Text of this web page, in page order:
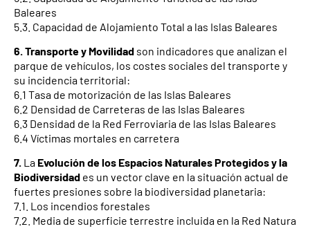
Baleares
5.3. Capacidad de Alojamiento Total a las Islas Baleares
6.Transporte y Movilidad son indicadores que analizan el
parque de vehículos, los costes sociales del transporte y
su incidencia territorial:
6.1 Tasa de motorización de las Islas Baleares
6.2 Densidad de Carreteras de las Islas Baleares
6.3 Densidad de la Red Ferroviaria de las Islas Baleares
6.4 Víctimas mortales en carretera
7. La Evolución de los Espacios Naturales Protegidos y la
Biodiversidad es un vector clave en la situación actual de
fuertes presiones sobre la biodiversidad planetaria:
7.1. Los incendios forestales
7.2. Media de superficie terrestre incluida en la Red Natura